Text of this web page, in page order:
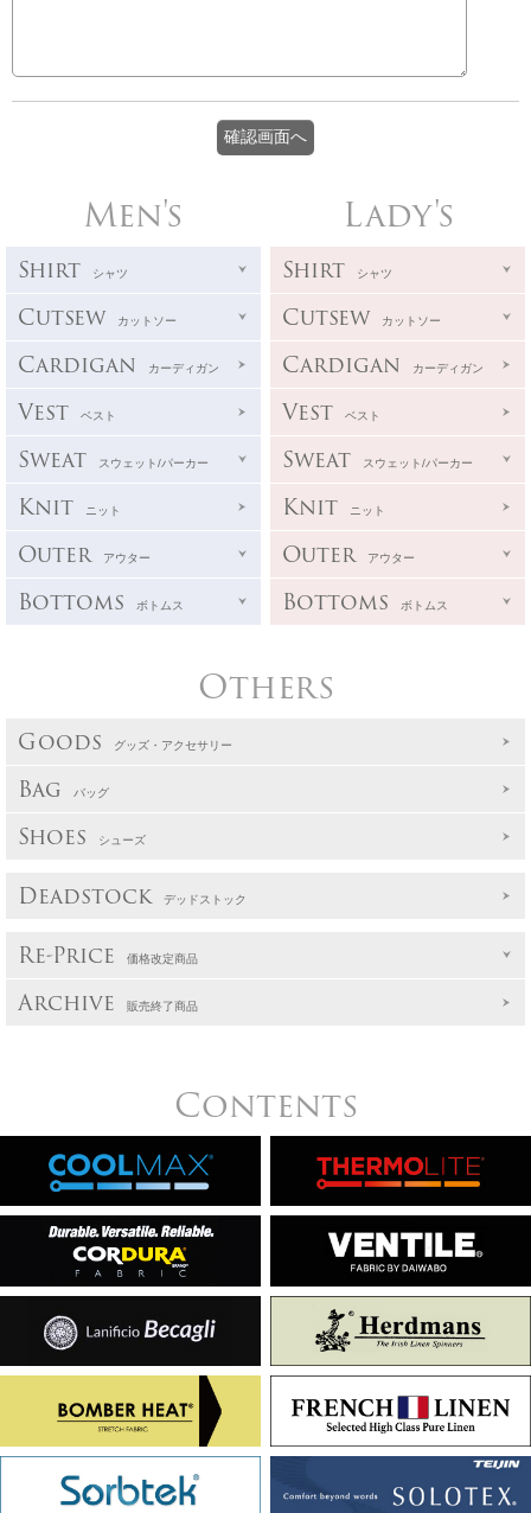
Men's
Shirt シャツ
Cutsew カットソー
Cardigan カーディガン
Vest ベスト
Sweat スウェット/パーカー
Knit ニット
Outer アウター
Bottoms ボトムス
Lady's
Shirt シャツ
Cutsew カットソー
Cardigan カーディガン
Vest ベスト
Sweat スウェット/パーカー
Knit ニット
Outer アウター
Bottoms ボトムス
Others
Goods グッズ・アクセサリー
Bag バッグ
Shoes シューズ
Deadstock デッドストック
Re-Price 価格改定商品
Archive 販売終了商品
Contents